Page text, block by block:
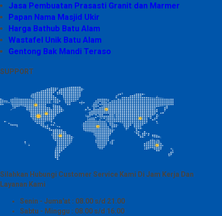
Jasa Pembuatan Prasasti Granit dan Marmer
Papan Nama Masjid Ukir
Harga Bathub Batu Alam
Wastafel Unik Batu Alam
Gentong Bak Mandi Teraso
SUPPORT
Silahkan Hubungi Customer Service Kami Di Jam Kerja Dan
Layanan Kami
Senin - Juma'at : 08.00 s/d 21.00
Sabtu - Minggu : 08.00 s/d 16.00